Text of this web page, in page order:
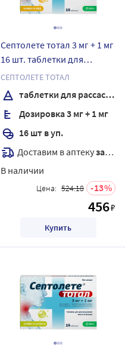
Септолете тотал 3 мг + 1 мг
16 шт. таблетки для
рассасывания вкус мед-
лимон
СЕПТОЛЕТЕ ТОТАЛ
таблетки для рассасывания
Дозировка 3 мг + 1 мг
16 шт в уп.
Доставим в аптекузавтра
В наличии
Цена: 524.18 13
456₽
Купить